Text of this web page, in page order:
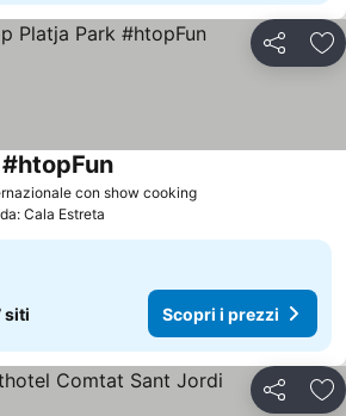
Condividi
con show cookingScopri i prezzi
Scopri i prezzi
Cala Estreta
siti Scopri i prezzi
Condividi